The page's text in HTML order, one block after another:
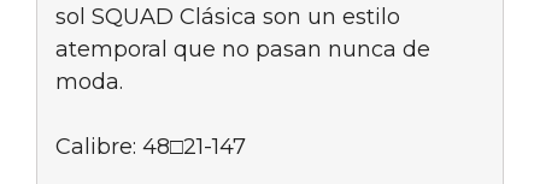
sol SQUAD Clásica son un estilo
atemporal que no pasan nunca de
moda.
Calibre: 48□21-147